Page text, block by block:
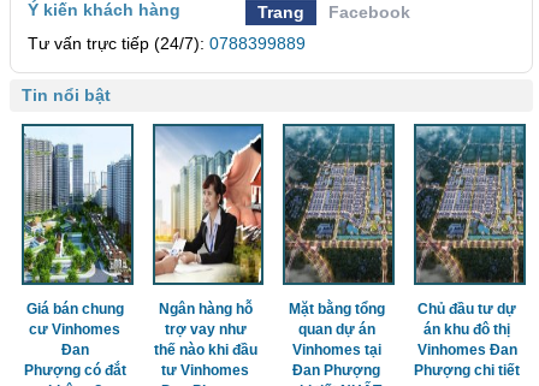
Ý kiến khách hàng Trang
Facebook
Tư vấn trực tiếp (24/7): 0788399889
Tin nổi bật
Giá bán chung
cư Vinhomes
Đan
Phượng có đắt
Ngân hàng hỗ
trợ vay như
thế nào khi đầu
tư Vinhomes
Mặt bằng tổng
quan dự án
Vinhomes tại
Đan Phượng
Chủ đầu tư dự
án khu đô thị
Vinhomes Đan
Phượng chi tiết